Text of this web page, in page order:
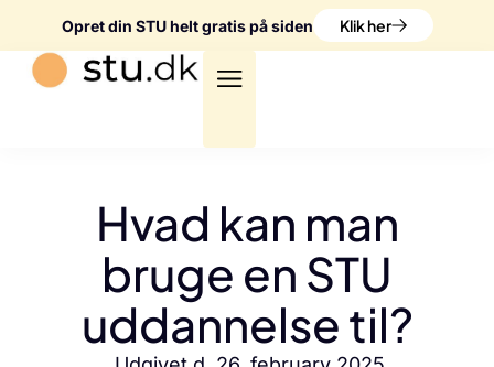
Opret din STU helt gratis på siden Klik her
Hvad kan man
bruge en STU
uddannelse til?